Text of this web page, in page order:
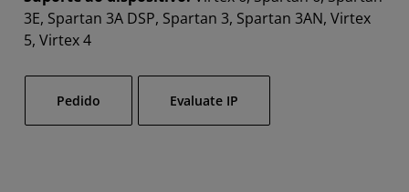
3E, Spartan 3A DSP, Spartan 3, Spartan 3AN, Virtex
5, Virtex 4
Pedido​ Evaluate IP